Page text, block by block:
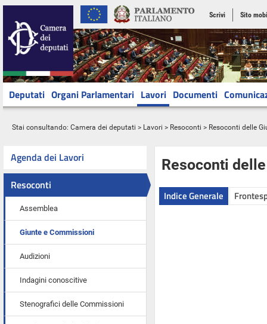
Scrivi Sito
Deputati Organi Parlamentari Lavori Documenti
Stai consultando: Camera dei deputati > Lavori > Resoconti > Resoconti delle
Agenda dei Lavori
Resoconti
Assemblea
Giunte e Commissioni
Audizioni
Indagini conoscitive
Stenografici delle Commissioni
Resoconti
Indice Generale